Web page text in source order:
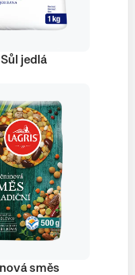
Sůl jedlá
směs